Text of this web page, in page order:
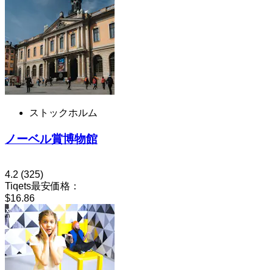
ストックホルム
ノーベル賞博物館
4.2 (325)
Tiqets最安価格：
$16.86